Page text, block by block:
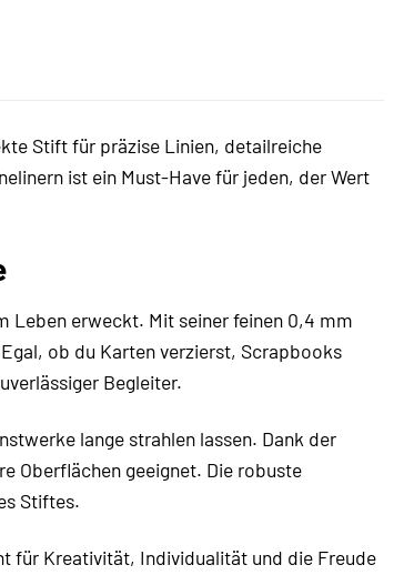
Stift für präzise Linien, detailreiche
ist ein Must-Have für jeden, der Wert
Leben erweckt. Mit seiner feinen 0,4 mm
ob du Karten verzierst, Scrapbooks
Begleiter.
lange strahlen lassen. Dank der
Oberflächen geeignet. Die robuste
Stiftes.
für Kreativität, Individualität und die Freude